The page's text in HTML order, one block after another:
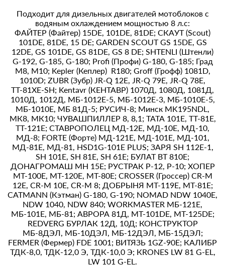
Подходит для дизельных двигателей мотоблоков с
водяным охлаждением мощностью 8 л.с:
ФАЙТЕР (Файтер) 15DЕ, 101DЕ, 81DЕ; СКАУТ (Scout)
101DЕ, 81DЕ, 15 DE; GАRDЕN SСОUТ GS 15DЕ, GS
12DЕ, GS 101DЕ, GS 81DЕ, GS 8 DE; SНТЕNLI (Штенли)
G-192, G-185, G-180; Profi (Профи) G-180, G-185; Град
М8, М10; Kepler (Кеплер) R180; Groff (Грофф) 1081D,
1010D; ZUВR (Зубр) JR-Q 12Е, JR-Q 79Е, JR-Q 78Е,
ТТ-81ХЕ-SН; Kentavr (КЕНТАВР) 1070Д, 1080Д, 1081Д,
1010Д, 1012Д, МБ-1012Е-5, МБ-1012Е-3, МБ-1010Е-5,
МБ-1010Е, МБ 81Д-5; РУСИЧ-8; Минск MK195NDL,
МК8, МК10; ЧУВАШПИЛЛЕР 8, 8,1; ТАТА 101Е, ТТ-81Е,
ТТ-121Е; СТАВРОПОЛЕЦ МД-12Е, МД-10Е, МД-10,
МД-8; FОRТЕ (Форте) МД-121Е, МД-101Е, МД-101,
МД-81Е, МД-81, HSD1G-101Е PLUS; ЗАРЯ SН 112Е-1,
SН 101Е, SН 81Е, SН 61Е; БУЛАТ ВТ 810Е;
ДОНАГРОМАШ МН 15Е; РУСТРАК Р-12, Р-10; ХОПЕР
МТ-100Е, МТ-120Е, МТ-80Е; СRОSSЕR (Гроссер) СR-М
12Е, СR-М 10Е, СR-М 8; ДОБРЫНЯ МТ-119Е, МТ-81Е;
САТМАNN (Кэтман) G-180, G-190; NОМАD NDW 1040Е,
NDW 1040, NDW 840; WОRКМАSТЕR МБ-121Е,
МБ-101Е, МБ-81; АВРОРА 81Д, МТ-101DЕ, МТ-125DЕ;
RЕDVЕRG БУРЛАК 12Д, 10Д; КОНСТРУКТОР
МБ-8ДЭЛ, МБ-10ДЭЛ, МБ-12ДЭЛ, МБ-15ДЭЛ;
FЕRМЕR (Фермер) FDЕ 1001; ВИТЯЗЬ 1GZ-90Е; КАЛИБР
ТДК-8,0, ТДК-12,0 Э, ТДК-10,0 Э; КRОNЕS LW 81 G-ЕL,
LW 101 G-ЕL.